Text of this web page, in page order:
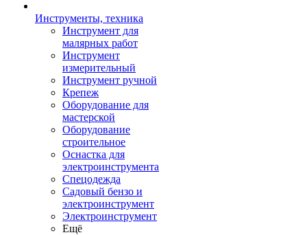
Инструменты, техника
Инструмент для
малярных работ
Инструмент
измерительный
Инструмент ручной
Крепеж
Оборудование для
мастерской
Оборудование
строительное
Оснастка для
электроинструмента
Спецодежда
Садовый бензо и
электроинструмент
Электроинструмент
Ещё